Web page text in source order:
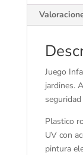
Juego
jardines.
Plastico
UV con
pintura